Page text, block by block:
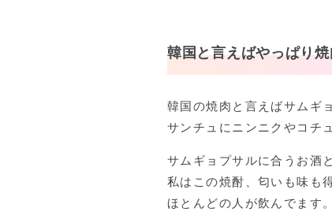
韓国と言えばやっぱり
韓国の焼肉と言えばサムギ
サンチュにニンニクやコチ
サムギョプサルに合うお酒
私はこの焼酎、匂いも味も
ほとんどの人が飲んでます。